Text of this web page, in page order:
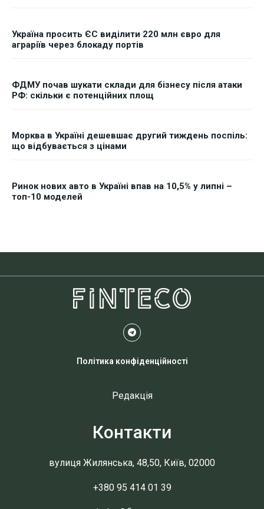
Україна просить ЄС виділити 220 млн євро для
аграріїв через блокаду портів
ФДМУ почав шукати склади для бізнесу після атаки
РФ: скільки є потенційних площ
Морква в Україні дешевшає другий тиждень поспіль:
що відбувається з цінами
Ринок нових авто в Україні впав на 10,5% у липні –
топ-10 моделей
Політика конфіденційності
Редакція
Контакти
вулиця Жилянська, 48,50, Київ, 02000
+380 95 414 01 39